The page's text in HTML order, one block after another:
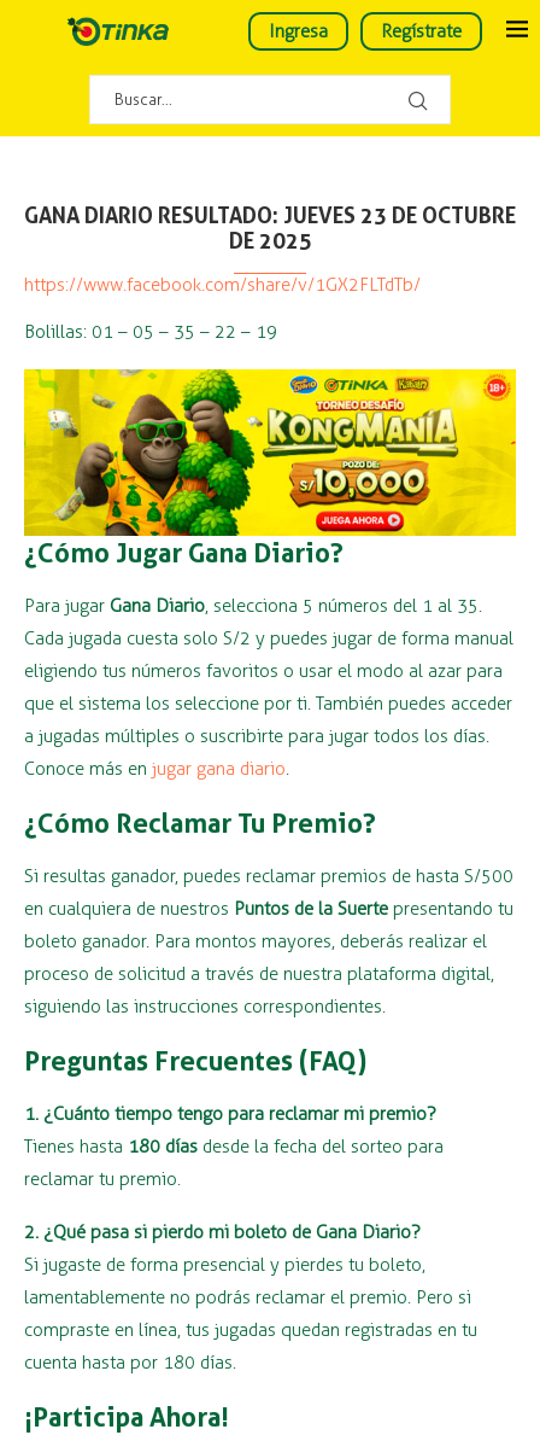
Ingresa Regístrate
GANA DIARIO RESULTADO: JUEVES 23 DE OCTUBRE
DE 2025
https://www.facebook.com/share/v/1GX2FLTdTb/
Bolillas: 01 – 05 – 35 – 22 – 19
¿Cómo Jugar Gana Diario?
Para jugar Gana Diario, selecciona 5 números del 1 al 35.
Cada jugada cuesta solo S/2 y puedes jugar de forma manual
eligiendo tus números favoritos o usar el modo al azar para
que el sistema los seleccione por ti. También puedes acceder
a jugadas múltiples o suscribirte para jugar todos los días.
Conoce más en jugar gana diario.
¿Cómo Reclamar Tu Premio?
Si resultas ganador, puedes reclamar premios de hasta S/500
en cualquiera de nuestros Puntos de la Suerte presentando tu
boleto ganador. Para montos mayores, deberás realizar el
proceso de solicitud a través de nuestra plataforma digital,
siguiendo las instrucciones correspondientes.
Preguntas Frecuentes (FAQ)
1. ¿Cuánto tiempo tengo para reclamar mi premio?
Tienes hasta 180 días desde la fecha del sorteo para
reclamar tu premio.
2. ¿Qué pasa si pierdo mi boleto de Gana Diario?
Si jugaste de forma presencial y pierdes tu boleto,
lamentablemente no podrás reclamar el premio. Pero si
compraste en línea, tus jugadas quedan registradas en tu
cuenta hasta por 180 días.
¡Participa Ahora!